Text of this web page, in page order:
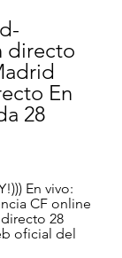
directo
En
28
En vivo:
CF online
28
oficial del